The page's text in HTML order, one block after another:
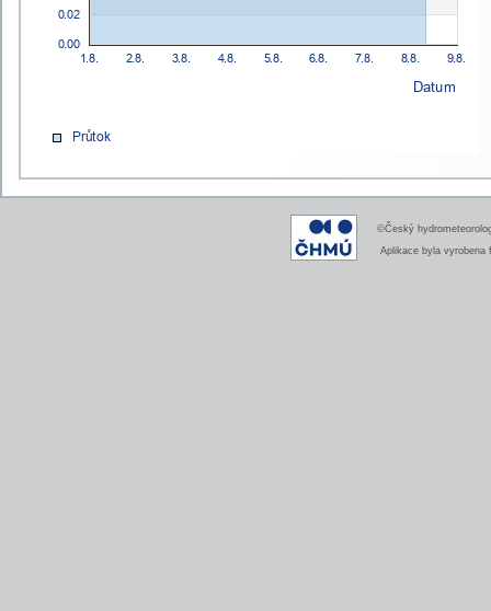
©Český
Aplikace byla vyrobena